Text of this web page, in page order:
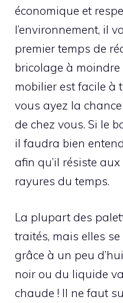
économique et
l’environnement, il
premier temps de
bricolage à moindre
mobilier est facile à
vous ayez la
de chez vous. Si le
il faudra bien
afin qu’il résiste
rayures du temps.
La plupart des
traités, mais elles
grâce à un peu
noir ou du liquide
chaude ! Il ne faut